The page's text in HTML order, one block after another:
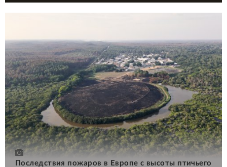
Последствия пожаров в Европе с высоты птичьего